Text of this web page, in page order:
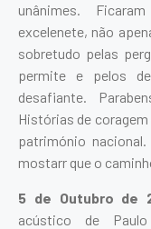
unânimes.
excelenete, não
sobretudo pelas
permite e pelos
desafiante.
Histórias de
património
mostarr que o
5 de Outubro de
acústico de